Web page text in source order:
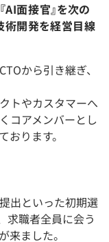
AI面接官』を次の
術開発を経営目線
から引き継ぎ、
トやカスタマーへ
コアメンバーとし
ります。
出といった初期選
求職者全員に会う
来ました。